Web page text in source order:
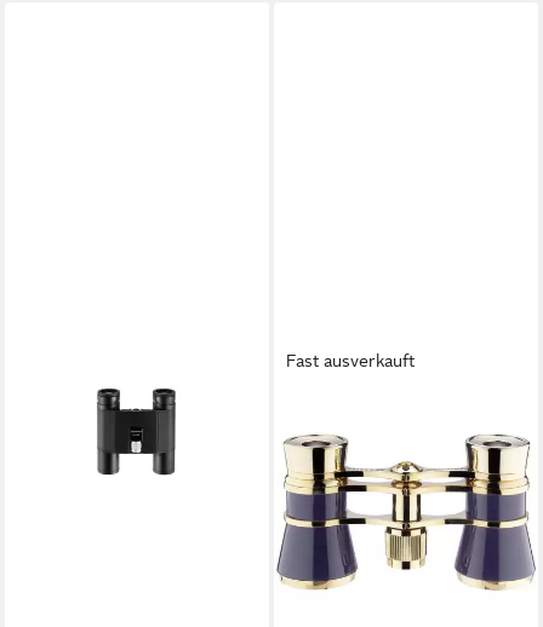
Fast ausverkauft
Theaterglas 3 x 25 44411
Monokular
ab 95,62 €
lieferbar - in 2-3 Werktagen bei dir